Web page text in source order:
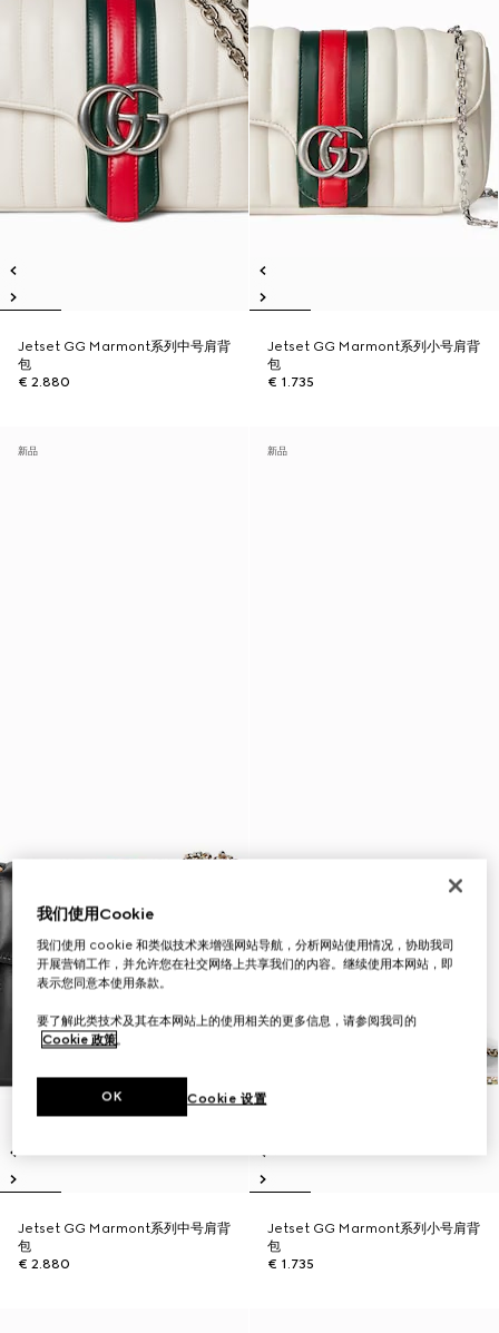
Jetset GG Marmont系列中号肩背
包
€ 2.880
Jetset GG Marmont系列小号肩背
包
€ 1.735
新品
Jetset GG Marmont系列中号肩背
包
€ 2.880
新品
Jetset GG Marmont系列小号肩背
包
€ 1.735
我们使用Cookie
我们使用 cookie 和类似技术来增强网站导航，分析网站使用情况，协助我司
开展营销工作，并允许您在社交网络上共享我们的内容。继续使用本网站，即
表示您同意本使用条款。
要了解此类技术及其在本网站上的使用相关的更多信息，请参阅我司的
Cookie 政策。
Cookie 设置
OK